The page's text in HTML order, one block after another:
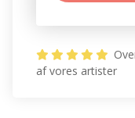
af vores artister